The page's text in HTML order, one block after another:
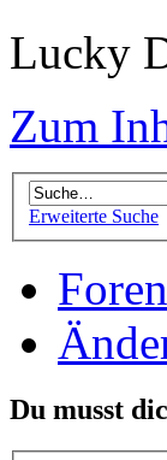
Lucky
Zum
Erweiterte Suche
Du musst